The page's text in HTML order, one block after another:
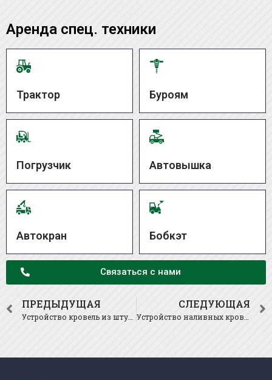
Аренда спец. техники
Трактор Буроям
Погрузчик Автовышка
Автокран Бобкэт
Связаться с нами
ПРЕДЫДУЩАЯ
Устройство кровель из штучных и листовых материалов.
СЛЕДУЮЩАЯ
Устройство наливных кровель.